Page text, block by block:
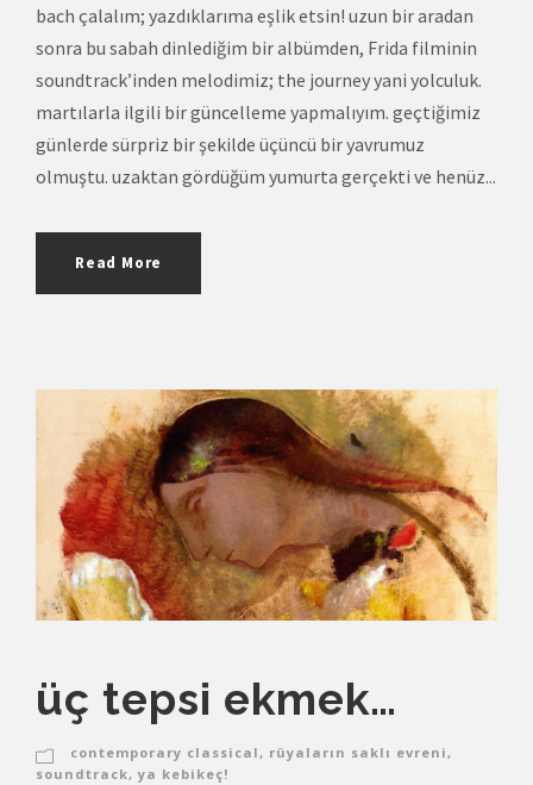
bach çalalım; yazdıklarıma eşlik etsin! uzun bir aradan
sonra bu sabah dinlediğim bir albümden, Frida filminin
soundtrack’inden melodimiz; the journey yani yolculuk.
martılarla ilgili bir güncelleme yapmalıyım. geçtiğimiz
günlerde sürpriz bir şekilde üçüncü bir yavrumuz
olmuştu. uzaktan gördüğüm yumurta gerçekti ve henüz...
Read More
üç tepsi ekmek…
contemporary classical, rüyaların saklı evreni,
soundtrack, ya kebikeç!